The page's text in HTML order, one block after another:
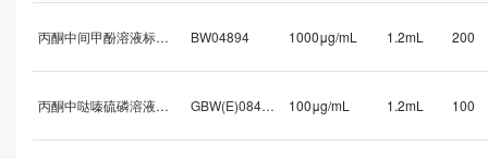
丙酮中间甲酚溶液标准物质 BW04894 1000μg/mL 1.2mL 200
丙酮中哒嗪硫磷溶液标准物质 GBW(E)084464 100μg/mL 1.2mL 100